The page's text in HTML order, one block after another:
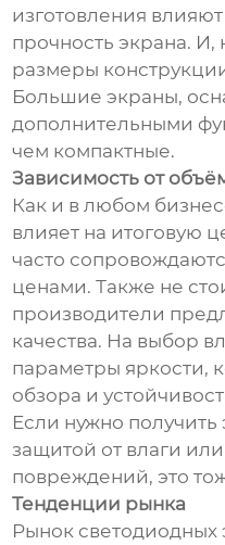
изготовления
прочность экрана. И,
размеры
Большие экраны,
дополнительными
чем компактные.
Зависимость от
Как и в любом
влияет на итоговую
часто
ценами. Также не
производители
качества. На выбор
параметры яркости,
обзора и
Если нужно
защитой от влаги
повреждений, это
Тенденции рынка
Рынок светодиодных